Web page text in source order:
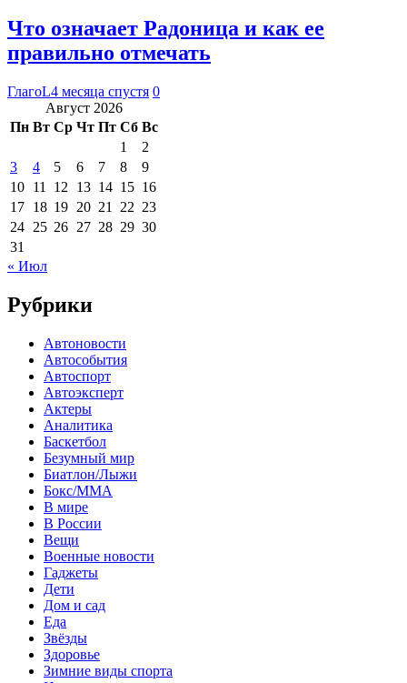
Что означает Радоница и как ее
правильно отмечать
ГлагоL4 месяца спустя 0
Август 2026
Пн Вт Ср Чт Пт Сб Вс
1
2
3
4 5 6 7 8
9
10 11 12 13 14 15 16
17 18 19 20 21 22 23
24 25 26 27 28 29 30
31
« Июл
Рубрики
Автоновости
Автособытия
Автоспорт
Автоэксперт
Актеры
Аналитика
Баскетбол
Безумный мир
Биатлон/Лыжи
Бокс/MMA
В мире
В России
Вещи
Военные новости
Гаджеты
Дети
Дом и сад
Еда
Звёзды
Здоровье
Зимние виды спорта